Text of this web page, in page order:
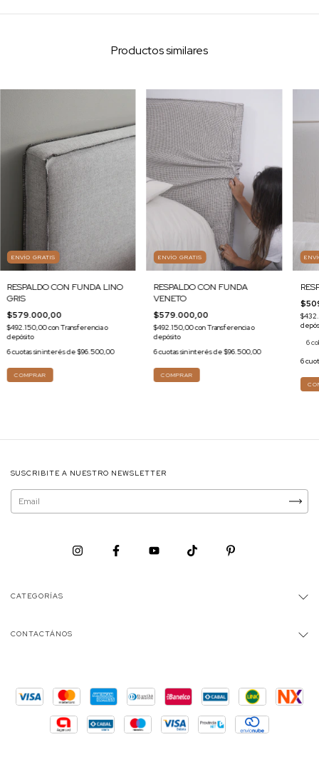
Productos similares
ENVÍO GRATIS
RESPALDO CON FUNDA LINO
GRIS
$579.000,00
$492.150,00conTransferencia o
depósito
6cuotas sin interés de$96.500,00
COMPRAR
ENVÍO GRATIS
RESPALDO CON FUNDA
VENETO
$579.000,00
$492.150,00conTransferencia o
depósito
6cuotas sin interés de$96.500,00
COMPRAR
6
6
SUSCRIBITE A NUESTRO NEWSLETTER
CATEGORÍAS
CONTACTÁNOS